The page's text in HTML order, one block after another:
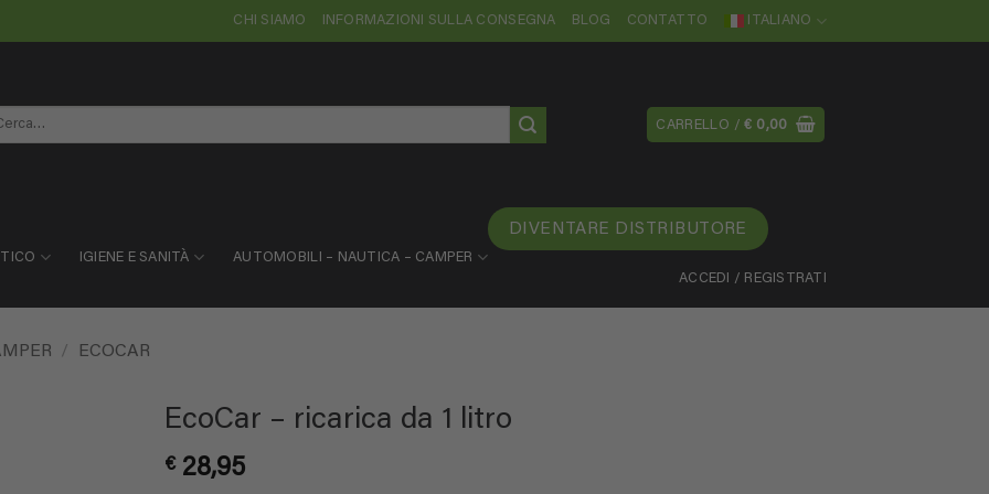
CHI SIAMO INFORMAZIONI SULLA CONSEGNA BLOG CONTATTO ITALIANO
CARRELLO /€ 0,00
IGIENE E SANITÀ AUTOMOBILI – NAUTICA – CAMPER
DIVENTARE DISTRIBUTORE
ACCEDI / REGISTRATI
/ ECOCAR
EcoCar – ricarica da 1 litro
€28,95